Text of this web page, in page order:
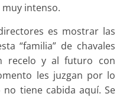
intenso.
es mostrar las
“familia” de chavales
recelo y al futuro con
les juzgan por lo
tiene cabida aquí. Se